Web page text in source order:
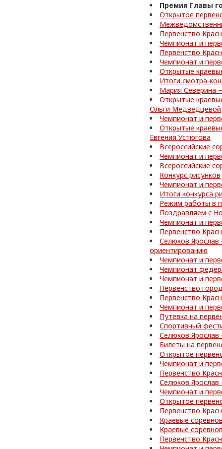
Премия Главы
Открытое
Первенство
Чемпионат и
Первенство
Чемпионат и
Открытые
Итоги смотра-
Мария Северина
Открытые
Ольги Медведцевой
Чемпионат и
Открытые
Евгения Устюгова
Всероссийские
Чемпионат и
Всероссийские
Конкурс рисунков
Чемпионат и
Итоги конкурса
Режим работы в
Поздравляем с
Чемпионат и
Первенство
Селюков Ярослав
ориентированию
Чемпионат и
Чемпионат
Чемпионат и
Первенство
Первенство
Чемпионат и
Путевка на
Спортивный
Селюков Ярослав
Билеты на
Открытое
Чемпионат и
Первенство
Селюков Ярослав
Чемпионат и
Открытое
Первенство
Краевые
Краевые
Первенство